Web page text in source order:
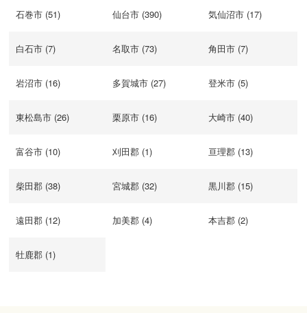
石巻市 (51) 仙台市 (390) 気仙沼市 (17)
白石市 (7) 名取市 (73) 角田市 (7)
岩沼市 (16) 多賀城市 (27) 登米市 (5)
東松島市 (26) 栗原市 (16) 大崎市 (40)
富谷市 (10) 刈田郡 (1) 亘理郡 (13)
柴田郡 (38) 宮城郡 (32) 黒川郡 (15)
遠田郡 (12) 加美郡 (4) 本吉郡 (2)
牡鹿郡 (1)